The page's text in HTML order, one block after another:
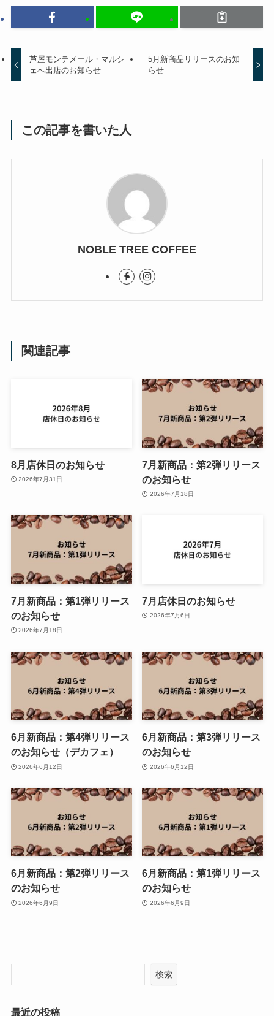
芦屋モンテメール・マルシ
ェへ出店のお知らせ
5月新商品リリースのお知
らせ
この記事を書いた人
NOBLE TREE COFFEE
関連記事
8月店休日のお知らせ
2026年7月31日
7月新商品：第2弾リリース
のお知らせ
2026年7月18日
7月新商品：第1弾リリース
のお知らせ
2026年7月18日
7月店休日のお知らせ
2026年7月6日
6月新商品：第4弾リリース
のお知らせ（デカフェ）
2026年6月12日
6月新商品：第3弾リリース
のお知らせ
2026年6月12日
6月新商品：第2弾リリース
のお知らせ
2026年6月9日
6月新商品：第1弾リリース
のお知らせ
2026年6月9日
検索
最近の投稿